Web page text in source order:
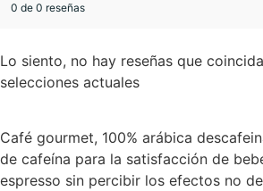
0 de 0 reseñas
Lo siento, no hay reseñas que
selecciones actuales
Café gourmet, 100% arábica
de cafeína para la satisfacción de
espresso sin percibir los efectos no